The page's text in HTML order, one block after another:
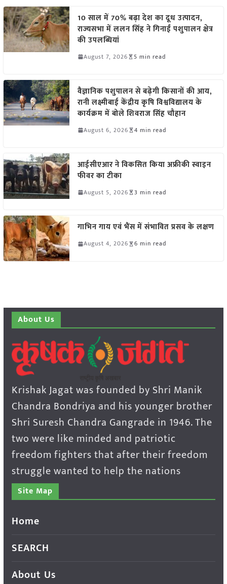
10 साल में 70% बढ़ा देश का दूध उत्पादन,
राज्यसभा में ललन सिंह ने गिनाईं पशुपालन क्षेत्र
की उपलब्धियां
August 7, 2026 5 min read
वैज्ञानिक पशुपालन से बढ़ेगी किसानों की आय,
रानी लक्ष्मीबाई केंद्रीय कृषि विश्वविद्यालय के
कार्यक्रम में बोले शिवराज सिंह चौहान
August 6, 2026 4 min read
आईसीएआर ने विकसित किया अफ्रीकी स्वाइन
फीवर का टीका
August 5, 2026 3 min read
गाभिन गाय एवं भैंस में संभावित प्रसव के लक्षण
August 4, 2026 6 min read
About Us
Krishak Jagat was founded by Shri Manik
Chandra Bondriya and his younger brother
Shri Suresh Chandra Gangrade in 1946. The
two were like minded and patriotic
freedom fighters that after their freedom
struggle wanted to help the nations
Site Map
Home
SEARCH
About Us